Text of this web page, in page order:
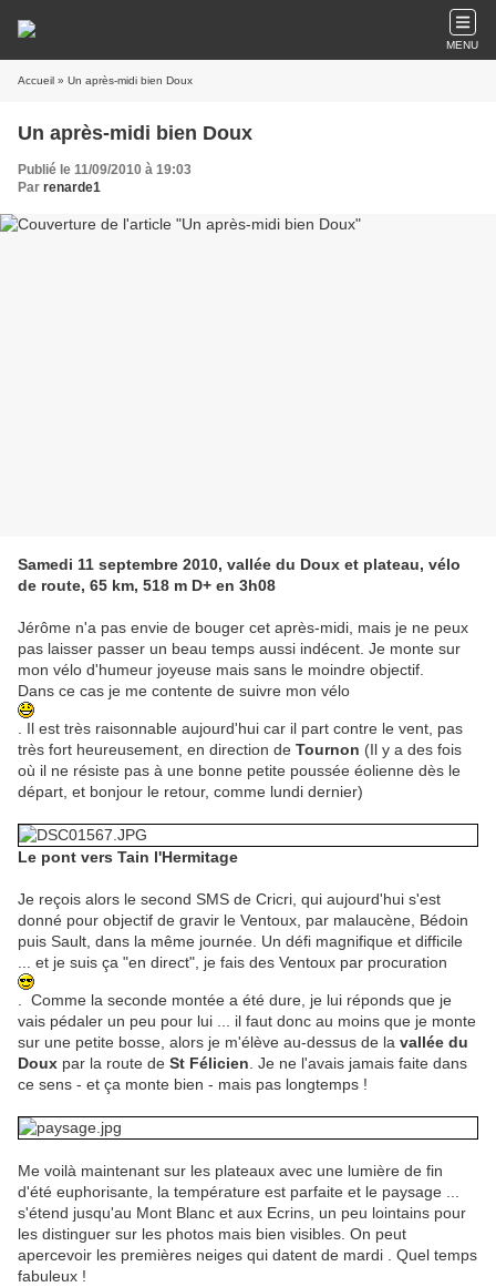
MENU
Accueil » Un après-midi bien Doux
Un après-midi bien Doux
Publié le 11/09/2010 à 19:03
Par renarde1
Samedi 11 septembre 2010, vallée du Doux et plateau, vélo
de route, 65 km, 518 m D+ en 3h08
Jérôme n'a pas envie de bouger cet après-midi, mais je ne peux
pas laisser passer un beau temps aussi indécent. Je monte sur
mon vélo d'humeur joyeuse mais sans le moindre objectif.
Dans ce cas je me contente de suivre mon vélo
. Il est très raisonnable aujourd'hui car il part contre le vent, pas
très fort heureusement, en direction de Tournon (Il y a des fois
où il ne résiste pas à une bonne petite poussée éolienne dès le
départ, et bonjour le retour, comme lundi dernier)
Le pont vers Tain l'Hermitage
Je reçois alors le second SMS de Cricri, qui aujourd'hui s'est
donné pour objectif de gravir le Ventoux, par malaucène, Bédoin
puis Sault, dans la même journée. Un défi magnifique et difficile
... et je suis ça "en direct", je fais des Ventoux par procuration
. Comme la seconde montée a été dure, je lui réponds que je
vais pédaler un peu pour lui ... il faut donc au moins que je monte
sur une petite bosse, alors je m'élève au-dessus de la vallée du
Doux par la route de St Félicien . Je ne l'avais jamais faite dans
ce sens - et ça monte bien - mais pas longtemps !
Me voilà maintenant sur les plateaux avec une lumière de fin
d'été euphorisante, la température est parfaite et le paysage ...
s'étend jusqu'au Mont Blanc et aux Ecrins, un peu lointains pour
les distinguer sur les photos mais bien visibles. On peut
apercevoir les premières neiges qui datent de mardi . Quel temps
fabuleux !